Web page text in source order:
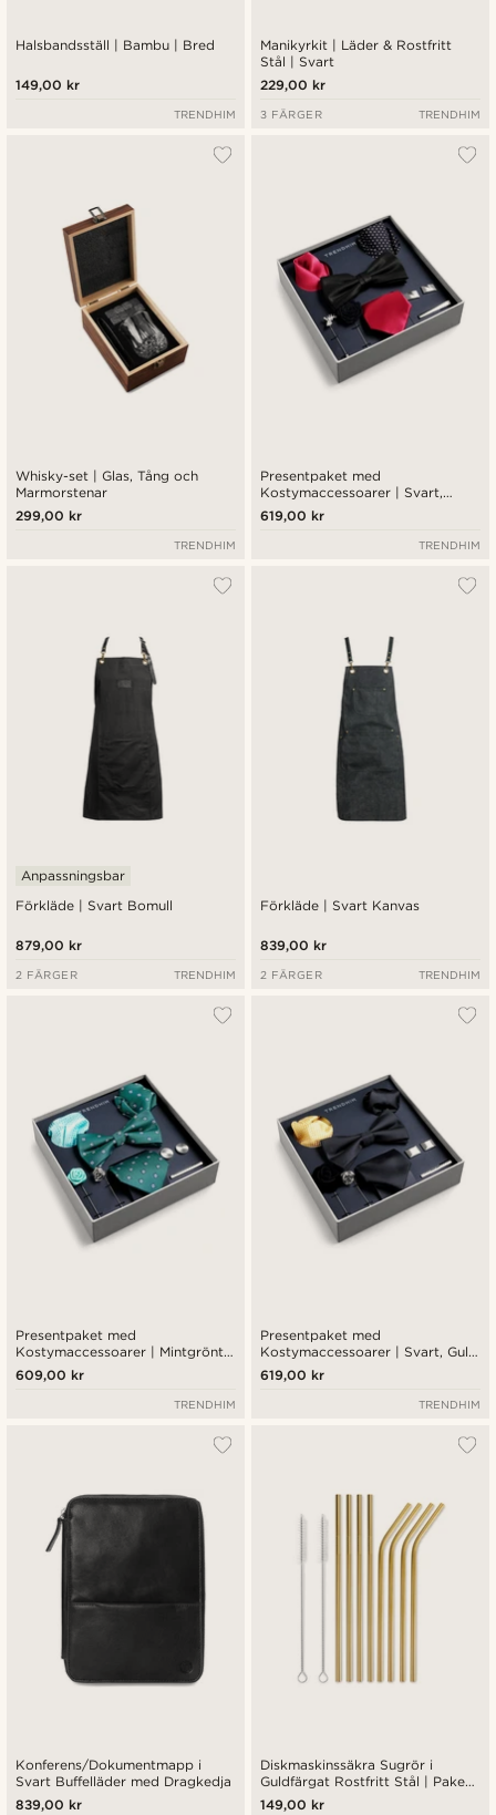
Halsbandsställ | Bambu | Bred
149,00 kr
TRENDHIM
Manikyrkit | Läder & Rostfritt
Stål | Svart
229,00 kr
3 FÄRGER TRENDHIM
Whisky-set | Glas, Tång och
Marmorstenar
299,00 kr
TRENDHIM
Presentpaket med
Kostymaccessoarer | Svart,
Vinrött & Silverfärgat Paket
619,00 kr
TRENDHIM
Förkläde | Svart Bomull
Anpassningsbar
879,00 kr
2 FÄRGER TRENDHIM
Förkläde | Svart Kanvas
839,00 kr
2 FÄRGER TRENDHIM
Presentpaket med
Kostymaccessoarer | Mintgrönt
Diamantmönstrat Paket
609,00 kr
TRENDHIM
Presentpaket med
Kostymaccessoarer | Svart, Gult
& Silverfärgat Paket
619,00 kr
TRENDHIM
Konferens/Dokumentmapp i
Svart Buffelläder med Dragkedja
839,00 kr
Diskmaskinssäkra Sugrör i
Guldfärgat Rostfritt Stål | Paket
med 8 stycken
149,00 kr